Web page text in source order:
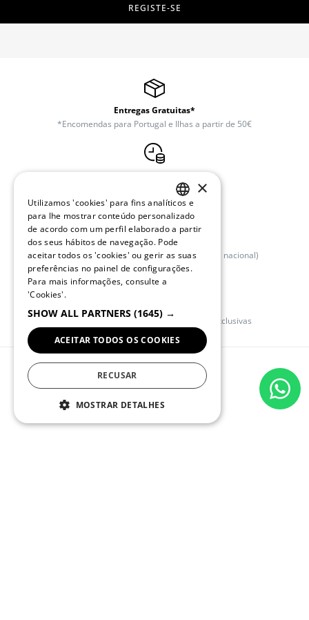
REGISTE-SE
Entregas Gratuitas*
*Encomendas para Portugal e Ilhas a partir de 50€
Trocas e Devoluções Gratuitas
30 dias após o envio
Apoio ao Cliente
(+351) 234 245 893 (chamada para rede fixa nacional)
Registe-se e tenha acesso a promoções exclusivas
AJUDA
PORTUGUESE
ENGLISH
×
Utilizamos 'cookies' para fins analíticos e
para lhe mostrar conteúdo personalizado
de acordo com um perfil elaborado a partir
dos seus hábitos de navegação. Pode
aceitar todos os 'cookies' ou gerir as suas
preferências no painel de configurações.
Para mais informações, consulte a
'Cookies'.
SHOW ALL PARTNERS (1645) →
ACEITAR TODOS OS COOKIES
RECUSAR
MOSTRAR DETALHES